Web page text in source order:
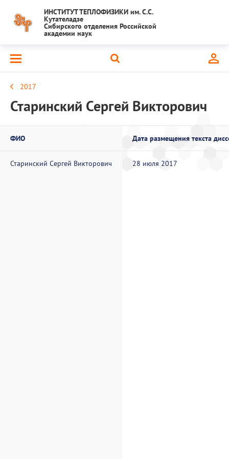
ИНСТИТУТ ТЕПЛОФИЗИКИ им. С.С.
Кутателадзе
Сибирского отделения Российской
академии наук
2017
Старинский Сергей Викторович
ФИО
Старинский Сергей Викторович
Дата размещения текста
28 июля 2017